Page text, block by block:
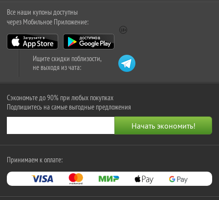
Все наши купоны доступны
через Мобильное Приложение:
Ищите скидки поблизости,
не выходя из чата:
Сэкономьте до 90% при любых покупках
Подпишитесь на самые выгодные предложения
Принимаем к оплате: